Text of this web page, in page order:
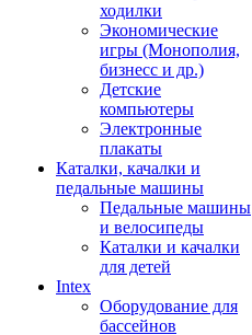
ходилки
Экономические
игры (Монополия,
бизнесс и др.)
Детские
компьютеры
Электронные
плакаты
Каталки, качалки и
педальные машины
Педальные машины
и велосипеды
Каталки и качалки
для детей
Intex
Оборудование для
бассейнов